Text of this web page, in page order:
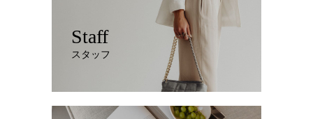
Staff
スタッフ